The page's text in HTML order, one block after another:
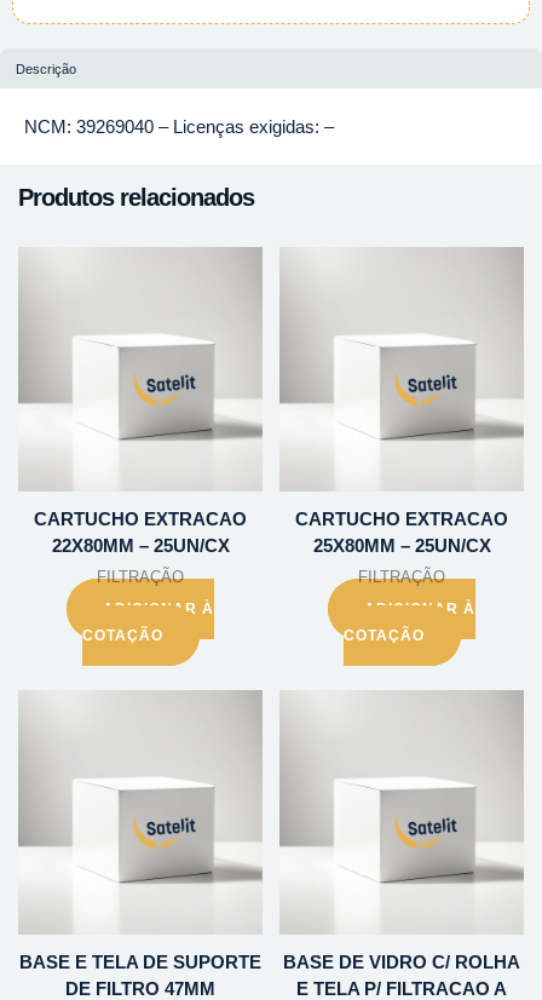
Descrição
NCM: 39269040 – Licenças exigidas: –
Produtos relacionados
CARTUCHO EXTRACAO
22X80MM – 25UN/CX
FILTRAÇÃO
ADICIONAR À
COTAÇÃO
CARTUCHO EXTRACAO
25X80MM – 25UN/CX
FILTRAÇÃO
ADICIONAR À
COTAÇÃO
BASE E TELA DE SUPORTE
DE FILTRO 47MM
BASE DE VIDRO C/ ROLHA
E TELA P/ FILTRACAO A